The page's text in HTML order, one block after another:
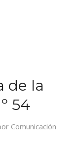
de la
54
Comunicación